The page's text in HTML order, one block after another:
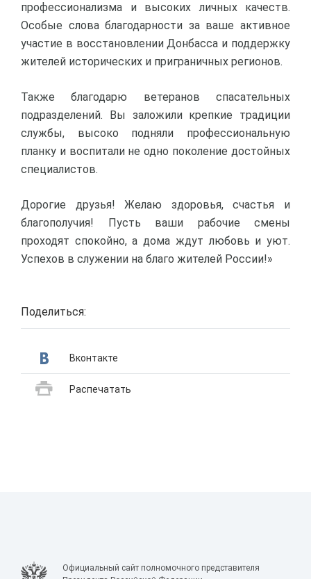
профессионализма и высоких личных качеств.
Особые слова благодарности за ваше активное
участие в восстановлении Донбасса и поддержку
жителей исторических и приграничных регионов.
Также благодарю ветеранов спасательных
подразделений. Вы заложили крепкие традиции
службы, высоко подняли профессиональную
планку и воспитали не одно поколение достойных
специалистов.
Дорогие друзья! Желаю здоровья, счастья и
благополучия! Пусть ваши рабочие смены
проходят спокойно, а дома ждут любовь и уют.
Успехов в служении на благо жителей России!»
Поделиться:
Вконтакте
Распечатать
Официальный сайт полномочного представителя